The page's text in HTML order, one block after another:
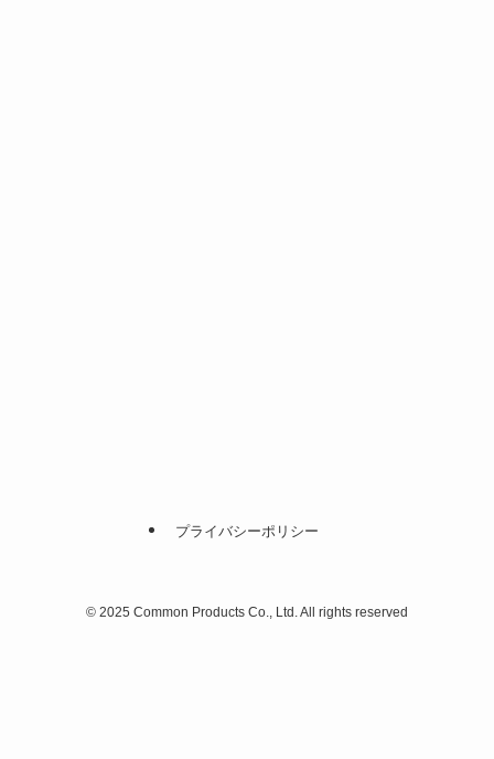
プライバシーポリシー
© 2025 Common Products Co., Ltd. All rights reserved